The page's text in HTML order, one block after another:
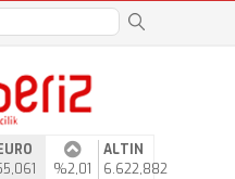
%2,01
ALTIN
6.622,882